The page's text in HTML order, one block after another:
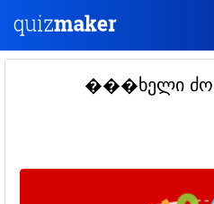
���ხელი